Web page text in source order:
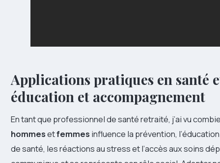
Applications pratiques en santé
éducation et accompagnement
En tant que professionnel de santé retraité, j’ai vu
hommesetfemmes influence la prévention,
de santé, les réactions au stress et l’accès aux soins